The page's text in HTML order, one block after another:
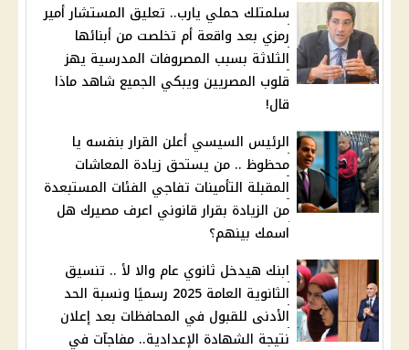
سلمتلك حملي يارب.. تعليق المستشار أمير
رمزي بعد واقعة أم تخلصت من أبنائها
الثلاثة بسبب المصروفات المدرسية يهز
قلوب المصريين ويبكي الجميع شاهد ماذا
قال!
الرئيس السيسي أعلن القرار بنفسه يا
محظوظ .. من يستحق زيادة المعاشات
المقبلة التأمينات تفاجي الفئات المستبعدة
من الزيادة بقرار قانوني اعرف مصيرك هل
اسمك بينهم؟
ابنك هيدخل ثانوي عام والا لأ .. تنسيق
الثانوية العامة 2025 رسميًا ونسبة الحد
الأدنى للقبول في المحافظات بعد إعلان
نتيجة الشهادة الإعدادية.. مفاجآت في